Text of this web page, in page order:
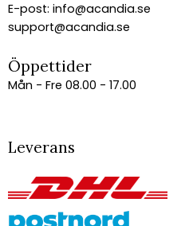
E-post: info@acandia.se
support@acandia.se
Öppettider
Mån - Fre 08.00 - 17.00
Leverans